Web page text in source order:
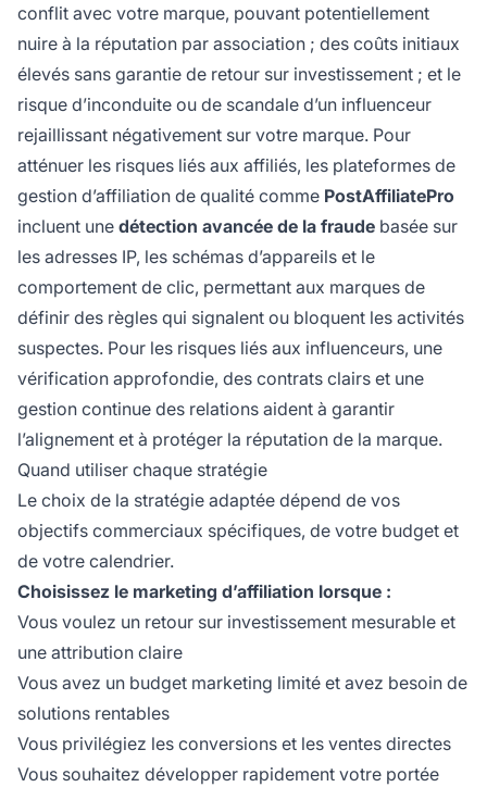
conflit avec votre marque, pouvant potentiellement
nuire à la réputation par association ; des coûts initiaux
élevés sans garantie de retour sur investissement ; et le
risque d’inconduite ou de scandale d’un influenceur
rejaillissant négativement sur votre marque. Pour
atténuer les risques liés aux affiliés, les plateformes de
gestion d’affiliation de qualité comme PostAffiliatePro
incluent une détection avancée de la fraude basée sur
les adresses IP, les schémas d’appareils et le
comportement de clic, permettant aux marques de
définir des règles qui signalent ou bloquent les activités
suspectes. Pour les risques liés aux influenceurs, une
vérification approfondie, des contrats clairs et une
gestion continue des relations aident à garantir
l’alignement et à protéger la réputation de la marque.
Quand utiliser chaque stratégie
Le choix de la stratégie adaptée dépend de vos
objectifs commerciaux spécifiques, de votre budget et
de votre calendrier.
Choisissez le marketing d’affiliation lorsque :
Vous voulez un retour sur investissement mesurable et
une attribution claire
Vous avez un budget marketing limité et avez besoin de
solutions rentables
Vous privilégiez les conversions et les ventes directes
Vous souhaitez développer rapidement votre portée